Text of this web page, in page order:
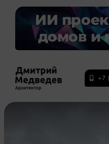
ИИ
домов и
+7